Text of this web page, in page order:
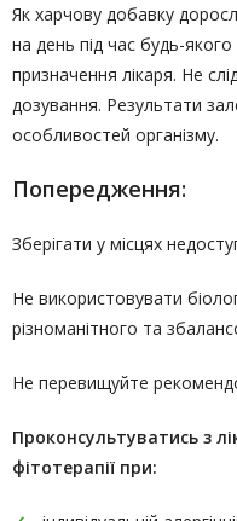
Як харчову добавку
на день під час будь-
призначення лікаря. Не
дозування. Результати
особливостей організму.
Попередження:
Зберігати у місцях
Не використовувати
різноманітного та
Не перевищуйте
Проконсультуватись з
фітотерапії при: